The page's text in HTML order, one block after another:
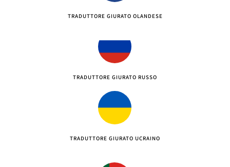
TRADUTTORE GIURATO OLANDESE
TRADUTTORE GIURATO RUSSO
TRADUTTORE GIURATO UCRAINO